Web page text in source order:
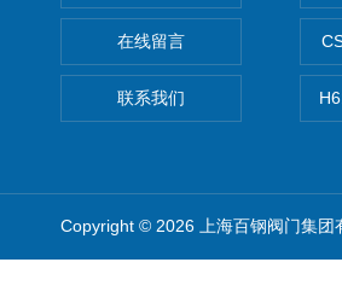
在线留言
联系我们
Copyright © 2026 上海百钢阀门集团